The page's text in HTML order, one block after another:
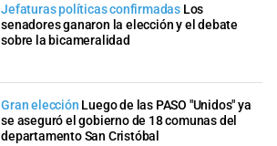
Jefaturas políticas confirmadas Los
senadores ganaron la elección y el debate
sobre la bicameralidad
Gran elección Luego de las PASO "Unidos" ya
se aseguró el gobierno de 18 comunas del
departamento San Cristóbal